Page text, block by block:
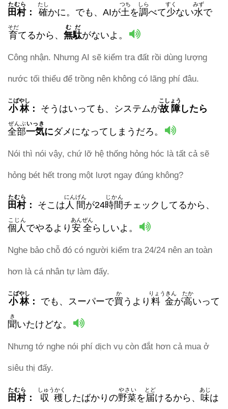
田村
たむら
： 確
たし
かに。でも、AIが土
つち
を調
しら
べて少
すく
ない水
みず
で
育
そだ
てるから、 無駄
むだ
がないよ。
Công nhận. Nhưng AI sẽ kiểm tra đất rồi dùng lượng
nước tối thiểu để trồng nên không có lãng phí đâu.
小林
こばやし
： そうはいっても、システムが故障
こしょう
したら
全部
ぜんぶ
一気
いっき
にダメになってしまうだろ。
Nói thì nói vậy, chứ lỡ hệ thống hỏng hóc là tất cả sẽ
hỏng bét hết trong một lượt ngay đúng không?
田村
たむら
： そこは 人間
にんげん
が24時間
じかん
チェックしてるから、
個人
こじん
でやるより 安全
あんぜん
らしいよ。
Nghe bảo chỗ đó có người kiểm tra 24/24 nên an toàn
hơn là cá nhân tự làm đấy.
小林
こばやし
： でも、スーパーで買
か
うより 料金
りょうきん
が高
たか
いって
聞
き
いたけどな。
Nhưng tớ nghe nói phí dịch vụ còn đắt hơn cả mua ở
siêu thị đấy.
田村
たむら
： 収穫
しゅうかく
したばかりの野菜
やさい
を 届
とど
けるから、 味
あじ
は